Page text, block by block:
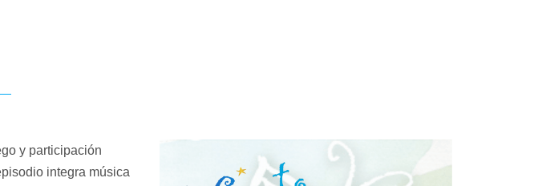
y participación
integra música